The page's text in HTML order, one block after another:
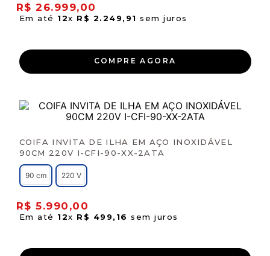
R$ 26.999,00
Em até 12x R$ 2.249, 91 sem juros
COMPRE AGORA
COIFA INVITA DE ILHA EM AÇO INOXIDÁVEL
90CM 220V I-CFI-90-XX-2ATA
90 cm 220 V
R$ 5.990 ,00
Em até 12x R$ 499, 16 sem juros